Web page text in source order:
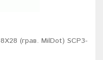
(грав. MilDot) SCP3-